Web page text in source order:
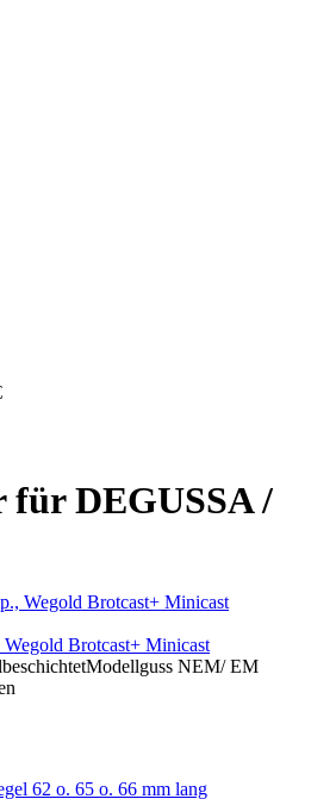
für DEGUSSA /
Brotcast+ Minicast
NEM/ EM